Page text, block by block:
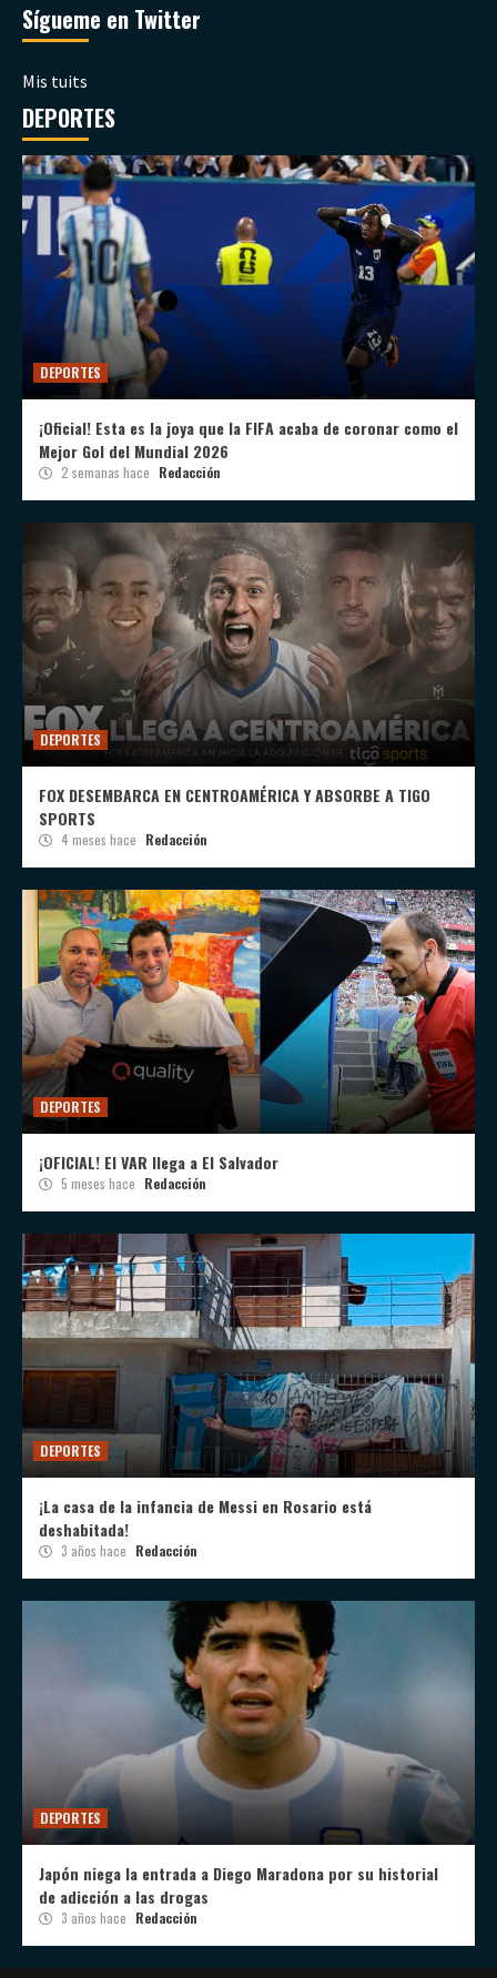
Sígueme en Twitter
Mis tuits
DEPORTES
DEPORTES
¡Oficial! Esta es la joya que la FIFA acaba de coronar como el
Mejor Gol del Mundial 2026
2 semanas hace Redacción
DEPORTES
FOX DESEMBARCA EN CENTROAMÉRICA Y ABSORBE A TIGO
SPORTS
4 meses hace Redacción
DEPORTES
¡OFICIAL! El VAR llega a El Salvador
5 meses hace Redacción
DEPORTES
¡La casa de la infancia de Messi en Rosario está
deshabitada!
3 años hace Redacción
DEPORTES
Japón niega la entrada a Diego Maradona por su historial
de adicción a las drogas
3 años hace Redacción